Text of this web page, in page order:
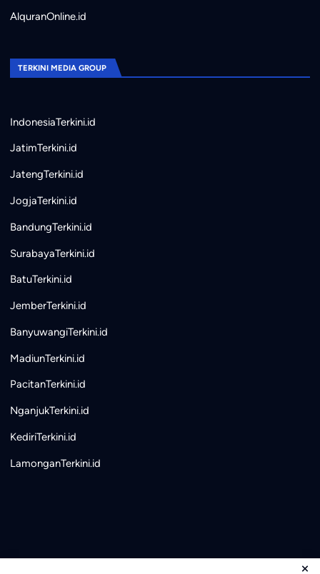
AlquranOnline.id
TERKINI MEDIA GROUP
IndonesiaTerkini.id
JatimTerkini.id
JatengTerkini.id
JogjaTerkini.id
BandungTerkini.id
SurabayaTerkini.id
BatuTerkini.id
JemberTerkini.id
BanyuwangiTerkini.id
MadiunTerkini.id
PacitanTerkini.id
NganjukTerkini.id
KediriTerkini.id
LamonganTerkini.id